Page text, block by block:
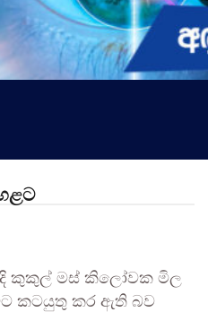
කුකුල් මස් කිලෝවක මිල
කටයුතු කර ඇති බව